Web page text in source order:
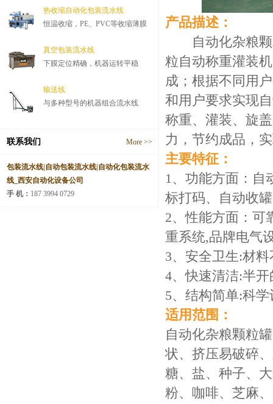
热收缩自动化包装流水线
恒温收缩，PE、PVC等收缩薄膜
真空包装流水线
下膜定位精确，机器运转平稳
输送线
与多种型号的机器组合流水线
联系我们 More >>
包装流水线|自动包装流水线|自动化包装流水
线_西安自动化设备公司
手 机： 187 3994 0729
产品描述：
自动化杂粮颗
粒自动称重灌装
成；根据不同用
和用户要求实现
称重、灌装、旋
力，节约成品，
主要特征：
1、功能方面：自
标打码、自动收罐
2、性能方面：可
重系统,品牌电气
3、安全卫生:材
4、快速清洁:半
5、结构简单:科
适用范围：
自动化杂粮颗粒
状、挤压易破碎
糖、盐、种子、
粉、咖啡、芝麻